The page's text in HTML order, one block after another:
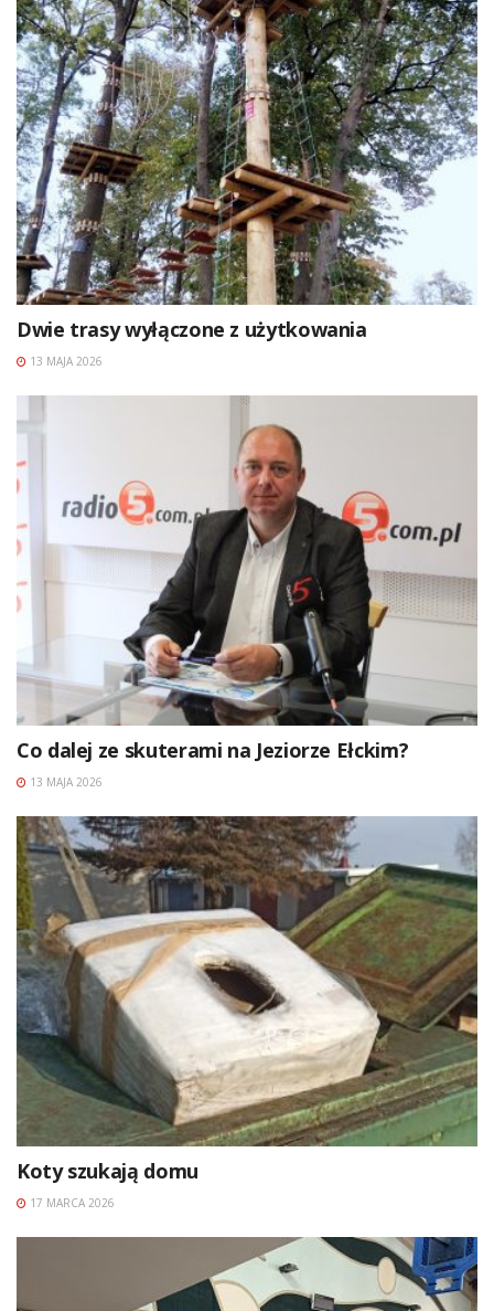
Dwie trasy wyłączone z użytkowania
13 MAJA 2026
Co dalej ze skuterami na Jeziorze Ełckim?
13 MAJA 2026
Koty szukają domu
17 MARCA 2026